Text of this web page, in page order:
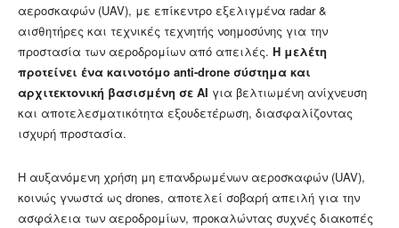
αεροσκαφών (UAV), με επίκεντρο εξελιγμένα radar &
αισθητήρες και τεχνικές τεχνητής νοημοσύνης για την
προστασία των αεροδρομίων από απειλές. Η μελέτη
προτείνει ένα καινοτόμο anti-drone σύστημα και
αρχιτεκτονική βασισμένη σε AI για βελτιωμένη ανίχνευση
και αποτελεσματικότητα εξουδετέρωση, διασφαλίζοντας
ισχυρή προστασία.
Η αυξανόμενη χρήση μη επανδρωμένων αεροσκαφών (UAV),
κοινώς γνωστά ως drones, αποτελεί σοβαρή απειλή για την
ασφάλεια των αεροδρομίων, προκαλώντας συχνές διακοπές